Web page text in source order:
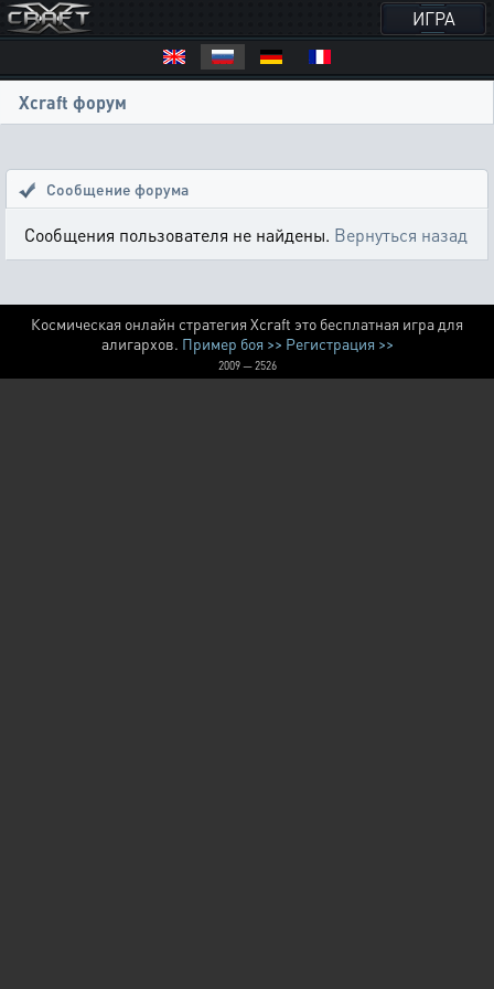
ИГРА
Xcraft форум
Сообщение форума
Сообщения пользователя не найдены. Вернуться назад
Космическая онлайн стратегия Xcraft это бесплатная игра для
алигархов. Пример боя >> Регистрация >>
2009 — 2526